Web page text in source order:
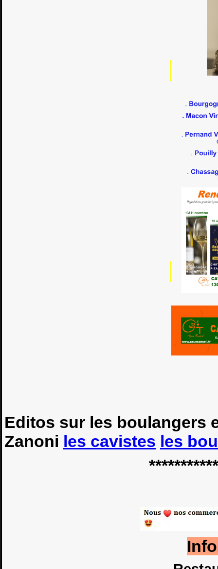
Editos sur les boulangers
Zanoni les cavistes les